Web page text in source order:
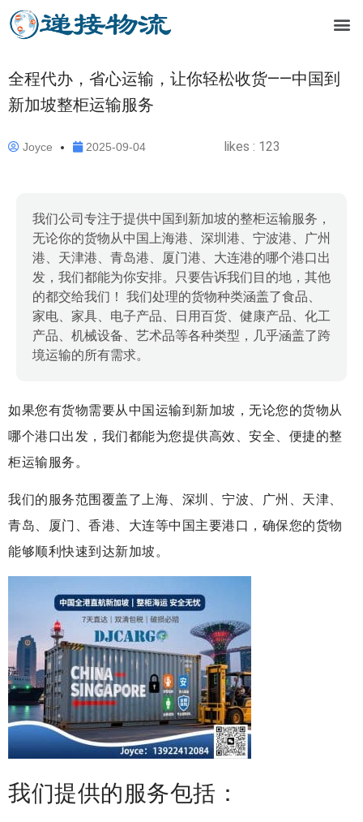
全程代办，省心运输，让你轻松收货——中国到
新加坡整柜运输服务
Joyce 2025-09-04 likes : 123
我们公司专注于提供中国到新加坡的整柜运输服务，
无论你的货物从中国上海港、深圳港、宁波港、广州
港、天津港、青岛港、厦门港、大连港的哪个港口出
发，我们都能为你安排。只要告诉我们目的地，其他
的都交给我们！ 我们处理的货物种类涵盖了食品、
家电、家具、电子产品、日用百货、健康产品、化工
产品、机械设备、艺术品等各种类型，几乎涵盖了跨
境运输的所有需求。
如果您有货物需要从中国运输到新加坡，无论您的货物从
哪个港口出发，我们都能为您提供高效、安全、便捷的整
柜运输服务。
我们的服务范围覆盖了上海、深圳、宁波、广州、天津、
青岛、厦门、香港、大连等中国主要港口，确保您的货物
能够顺利快速到达新加坡。
我们提供的服务包括：